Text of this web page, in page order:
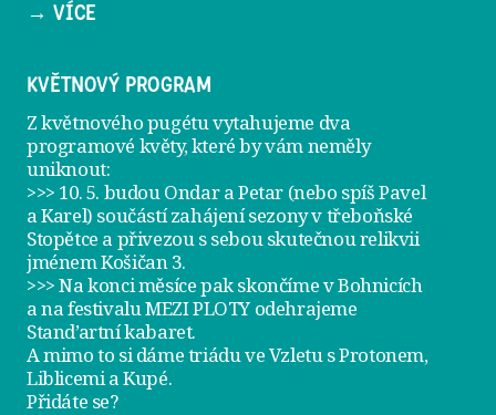
→ VÍCE
KVĚTNOVÝ PROGRAM
Z květnového pugétu vytahujeme dva
programové květy, které by vám neměly
uniknout:
>>> 10. 5. budou Ondar a Petar (nebo spíš Pavel
a Karel) součástí zahájení sezony vtřeboňské
Stopětce a přivezou s sebou skutečnou relikvii
jménemKošičan 3.
>>> Na konci měsíce pak skončíme v Bohnicích
a na festivaluMEZI PLOTY odehrajeme
Stand’artní kabaret.
A mimo to si dámetriádu ve Vzletu s Protonem,
Liblicemi a Kupé.
Přidáte se?